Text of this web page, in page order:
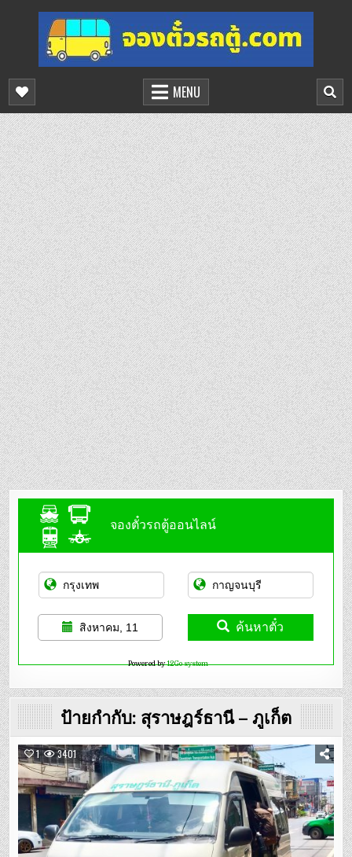
content
จองตั๋วรถตู้ออนไลน์
บริการจองตั๋วรถตู้ออนไลน์
MENU
จองตั๋วรถตู้ออนไลน์
สิงหาคม, 11 ค้นหาตั๋ว
Powered by12Go system
ป้ายกำกับ: สุราษฎร์ธานี – ภูเก็ต
1 3401